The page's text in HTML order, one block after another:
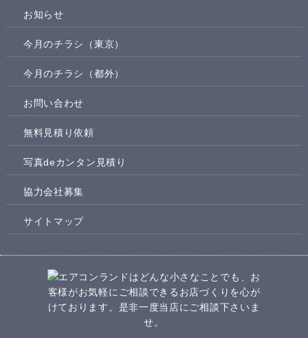
お知らせ
今月のチラシ（東京）
今月のチラシ（都外）
お問い合わせ
無料見積り依頼
写真deカンタン見積り
協力会社募集
サイトマップ